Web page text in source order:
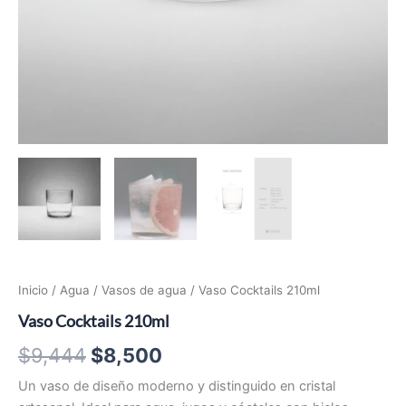
Inicio / Agua / Vasos de agua / Vaso Cocktails 210ml
Vaso Cocktails 210ml
$9,444 El
precio
$8,500
precio
Un vaso de diseño moderno y distinguido en cristal